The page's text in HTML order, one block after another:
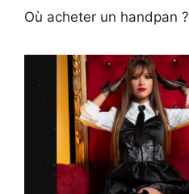
Où acheter un handpan ?